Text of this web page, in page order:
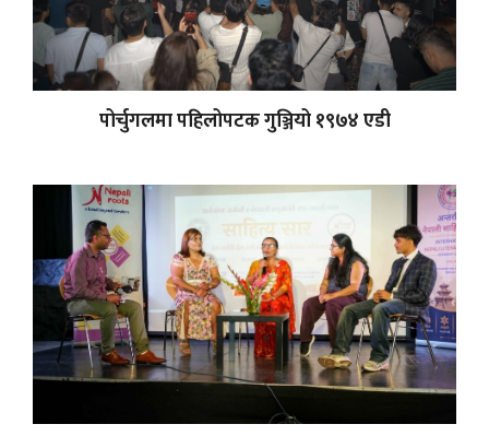
पोर्चुगलमा पहिलोपटक गुञ्जियो १९७४ एडी